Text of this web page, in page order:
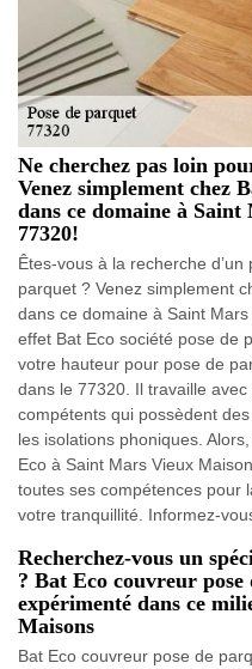
Ne cherchez pas loin
Venez simplement chez
dans ce domaine à
77320!
Êtes-vous à la recherche
parquet ? Venez simplement
dans ce domaine à Saint
effet Bat Eco société pose de
votre hauteur pour pose de
dans le 77320. Il travaille
compétents qui possèdent
les isolations phoniques.
Eco à Saint Mars Vieux
toutes ses compétences pour
votre tranquillité. Informez-
Recherchez-vous un
? Bat Eco couvreur pose
expérimenté dans ce
Maisons
Bat Eco couvreur pose de